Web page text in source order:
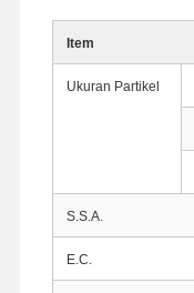
Item
Ukuran Partikel
S.S.A.
E.C.